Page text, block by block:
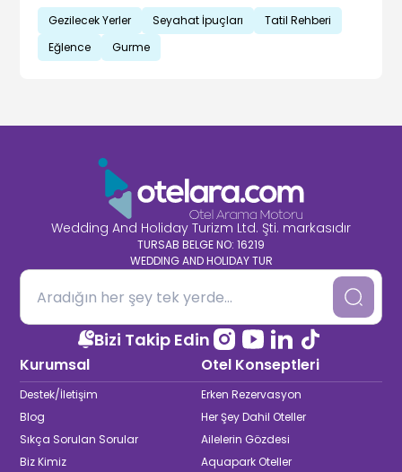
Gezilecek Yerler Seyahat İpuçları
Tatil Rehberi
Eğlence
Gurme
Wedding And Holiday Turizm Ltd. Şti. markasıdır
TURSAB BELGE NO: 16219
WEDDING AND HOLIDAY TUR
Bizi Takip Edin
Kurumsal
Destek/İletişim
Blog
Sıkça Sorulan Sorular
Biz Kimiz
Otel Konseptleri
Erken Rezervasyon
Her Şey Dahil Oteller
Ailelerin Gözdesi
Aquapark Oteller